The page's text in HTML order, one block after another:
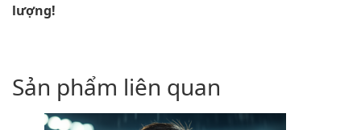
lượng!
Sản phẩm liên quan